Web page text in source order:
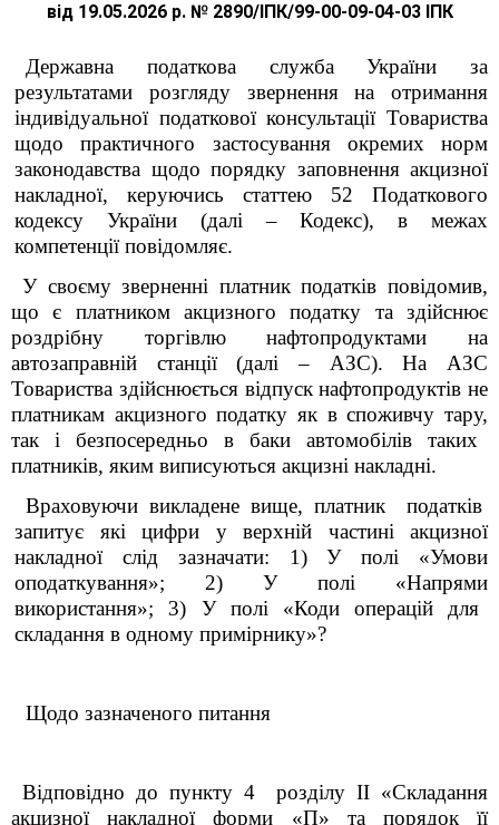
від 19.05.2026 р. № 2890/ІПК/99-00-09-04-03 ІПК
Державна податкова служба України за
результатами розгляду звернення на отримання
індивідуальної податкової консультації Товариства
щодо практичного застосування окремих норм
законодавства щодо порядку заповнення акцизної
накладної, керуючись статтею 52 Податкового
кодексу України (далі – Кодекс), в межах
компетенції повідомляє.
У своєму зверненні платник податків повідомив,
щоє платником акцизного податку та здійснює
роздрібну торгівлю нафтопродуктами на
автозаправній станції (далі – AЗС). На AЗС
Товариства здійснюється відпуск нафтопродуктів не
платникам акцизного податку як в споживчу тару,
так і безпосередньо в баки автомобілів таких
платників, яким виписуються акцизні накладні.
Враховуючи викладене вище, платник податків
запитує які цифри у верхній частині акцизної
накладної слід зазначати: 1) У полі «Умови
оподаткування»; 2) У полі «Напрями
використання»; 3) У полі «Коди операцій для
складання в одному примірнику»?
Щодо зазначеного питання
Відповідно до пункту 4 розділу II «Складання
акцизної накладної форми «П» та порядок її